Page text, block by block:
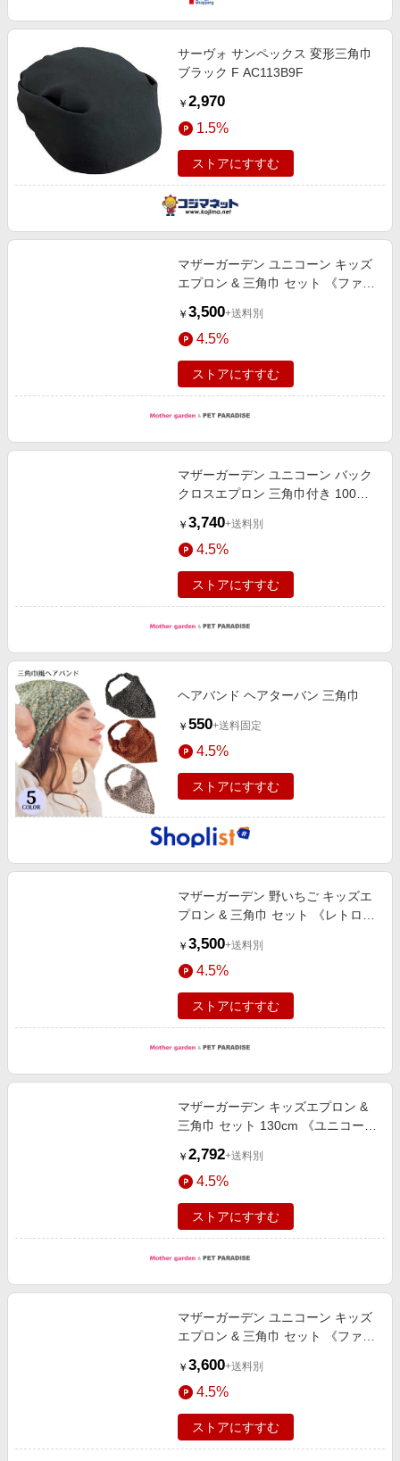
サーヴォ サンペックス 変形三角巾
ブラック F AC113B9F
￥ 2,970
1.5%
ストアにすすむ
マザーガーデン ユニコーン キッズ
エプロン & 三角巾 セット 《ファン
￥ 3,500+送料別
4.5%
ストアにすすむ
マザーガーデン ユニコーン バック
クロスエプロン 三角巾付き 100～
￥ 3,740+送料別
4.5%
ストアにすすむ
ヘアバンド ヘアターバン 三角巾
￥ 550+送料固定
4.5%
ストアにすすむ
マザーガーデン 野いちご キッズエ
プロン & 三角巾 セット 《レトロス
￥ 3,500+送料別
4.5%
ストアにすすむ
マザーガーデン キッズエプロン &
三角巾 セット 130cm 《ユニコー
￥ 2,792+送料別
4.5%
ストアにすすむ
マザーガーデン ユニコーン キッズ
エプロン & 三角巾 セット 《ファン
￥ 3,600+送料別
4.5%
ストアにすすむ